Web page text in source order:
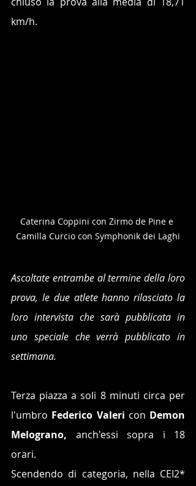
km/h.
Caterina Coppini con Zirmo de Pine e
Camilla Curcio con Symphonik dei Laghi
Ascoltate entrambe al termine della loro
prova, le due atlete hanno rilasciato la
loro intervista che sarà pubblicata in
uno speciale che verrà pubblicato in
settimana.
Terza piazza a soli 8 minuti circa per
l'umbro Federico Valeri con Demon
Melograno, anch'essi sopra i 18
orari.
Scendendo di categoria, nella CEI2*